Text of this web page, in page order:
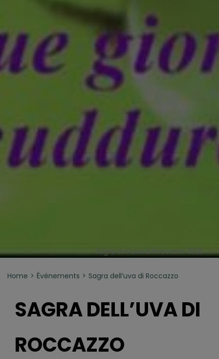
Sagra dell'uva di Roccazzo 2025
Home Événements Sagra dell’uva di Roccazzo
SAGRA DELL’UVA DI
ROCCAZZO